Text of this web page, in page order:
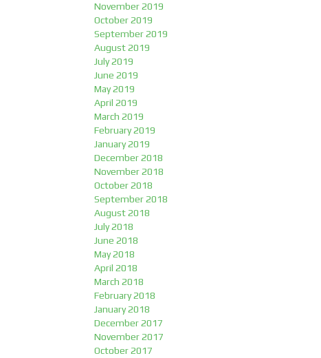
November 2019
October 2019
September 2019
August 2019
July 2019
June 2019
May 2019
April 2019
March 2019
February 2019
January 2019
December 2018
November 2018
October 2018
September 2018
August 2018
July 2018
June 2018
May 2018
April 2018
March 2018
February 2018
January 2018
December 2017
November 2017
October 2017